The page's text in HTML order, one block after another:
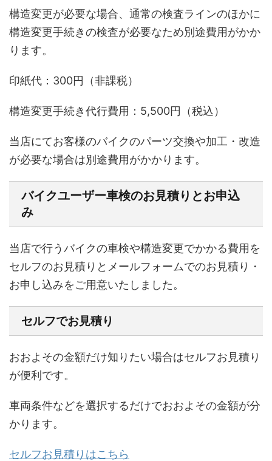
構造変更が必要な場合、通常の検査ラインのほかに
構造変更手続きの検査が必要なため別途費用がかか
ります。
印紙代：300円（非課税）
構造変更手続き代行費用：5,500円（税込）
当店にてお客様のバイクのパーツ交換や加工・改造
が必要な場合は別途費用がかかります。
バイクユーザー車検のお見積りとお申込
み
当店で行うバイクの車検や構造変更でかかる費用を
セルフのお見積りとメールフォームでのお見積り・
お申し込みをご用意いたしました。
セルフでお見積り
おおよその金額だけ知りたい場合はセルフお見積り
が便利です。
車両条件などを選択するだけでおおよその金額が分
かります。
セルフお見積りはこちら